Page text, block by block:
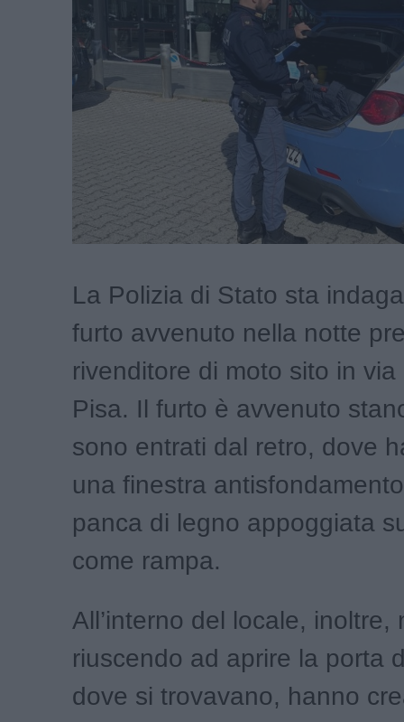
La Polizia di Stato sta
furto avvenuto nella notte
rivenditore di moto sito in
Pisa. Il furto è avvenuto
sono entrati dal retro, dove
una finestra
panca di legno appoggiata
come rampa.
All’interno del locale, inoltre,
riuscendo ad aprire la porta
dove si trovavano, hanno